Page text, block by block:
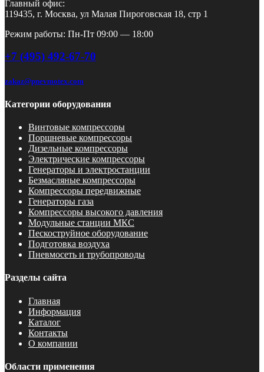
Главный офис:
119435, г. Москва, ул Малая Пироговская 18, стр 1
Режим работы: Пн-Пт 09:00 — 18:00
+7 (495) 492-67-70
zakaz@pnevmotex.com
Категории оборудования
Винтовые компрессоры
Поршневые компрессоры
Дизельные компрессоры
Электрические компрессоры
Генераторы и электростанции
Безмасляные компрессоры
Компрессоры передвижные
Генераторы газа
Компрессоры высокого давления
Модульные станции МКС
Пескоструйное оборудование
Подготовка воздуха
Пневмосеть и трубопроводы
Разделы сайта
Главная
Информация
Каталог
Контакты
О компании
Области применения